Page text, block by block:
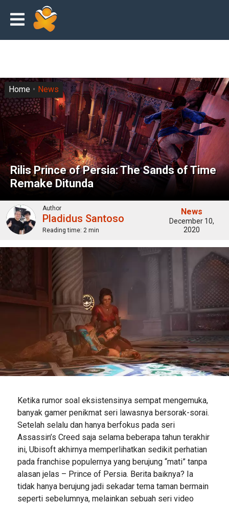
Rilis Prince of Persia: The Sands of Time
Remake Ditunda
Home News
Author
Pladidus Santoso
Reading time: 2 min
News
December 10,
2020
Ketika rumor soal eksistensinya sempat mengemuka,
banyak gamer penikmat seri lawasnya bersorak-sorai.
Setelah selalu dan hanya berfokus pada seri
Assassin’s Creed saja selama beberapa tahun terakhir
ini, Ubisoft akhirnya memperlihatkan sedikit perhatian
pada franchise populernya yang berujung “mati” tanpa
alasan jelas – Prince of Persia. Berita baiknya? Ia
tidak hanya berujung jadi sekadar tema taman bermain
seperti sebelumnya, melainkan sebuah seri video